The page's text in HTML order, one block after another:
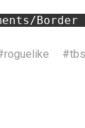
roguelike #tbs